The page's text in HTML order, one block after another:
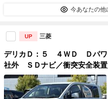
今あなたの他
UP 三菱
デリカＤ：５ ４ＷＤ Ｄパ
社外 ＳＤナビ／衝突安全装
トヒーター 前席／ヘッドラ
ｈ接続／ＥＴＣ／ＥＢＤ付Ａ